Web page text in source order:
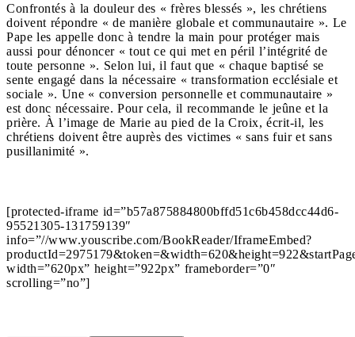
Confrontés à la douleur des « frères blessés », les chrétiens
doivent répondre « de manière globale et communautaire ». Le
Pape les appelle donc à tendre la main pour protéger mais
aussi pour dénoncer « tout ce qui met en péril l’intégrité de
toute personne ». Selon lui, il faut que « chaque baptisé se
sente engagé dans la nécessaire « transformation ecclésiale et
sociale ». Une « conversion personnelle et communautaire »
est donc nécessaire. Pour cela, il recommande le jeûne et la
prière. À l’image de Marie au pied de la Croix, écrit-il, les
chrétiens doivent être auprès des victimes « sans fuir et sans
pusillanimité ».
[protected-iframe id=”b57a875884800bffd51c6b458dcc44d6-
95521305-131759139″
info=”//www.youscribe.com/BookReader/IframeEmbed?
width=”620px” height=”922px” frameborder=”0″
scrolling=”no”]